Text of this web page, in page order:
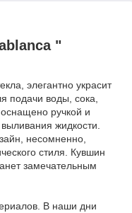
"
элегантно украсит
подачи воды, сока,
ручкой и
жидкости.
несомненно,
стиля. Кувшин
замечательным
В наши дни